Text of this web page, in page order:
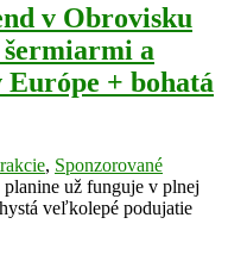
v Obrovisku
a
Európe + bohatá
, Sponzorované
už funguje v plnej
veľkolepé podujatie